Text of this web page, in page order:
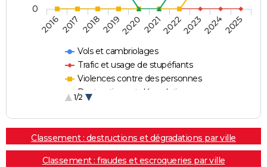
Vols et cambriolages
Trafic et usage de stupéfiants
Violences contre des personnes
Destructions et dégradations
1/2
20162017 20182019202020212022202320242025
0
Classement : destructions et dégradations par ville
Classement : fraudes et escroqueries par ville